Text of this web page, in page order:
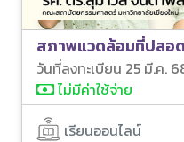
สภาพแวดล้อมที่ปลอ
วันที่ลงทะเบียน 25 มี.ค.
ไม่มีค่าใช้จ่าย
เรียนออนไลน์